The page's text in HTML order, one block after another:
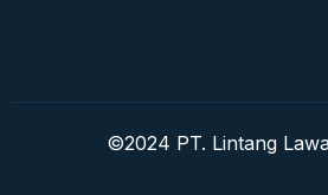
©2024 PT. Lintang